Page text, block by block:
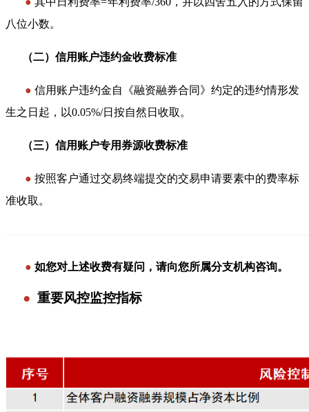
八位小数。
（二） 信用账户违约金收费标准
● 信用账户违约金自《融资融券合同》约定的违约情形发
生之日起，以0.05%/日按自然日收取。
（三） 信用账户专用券源收费标准
● 按照客户通过交易终端提交的交易申请要素中的费率标
准收取。
● 如您对上述收费有疑问，请向您所属分支机构咨询。
● 重要风控监控指标